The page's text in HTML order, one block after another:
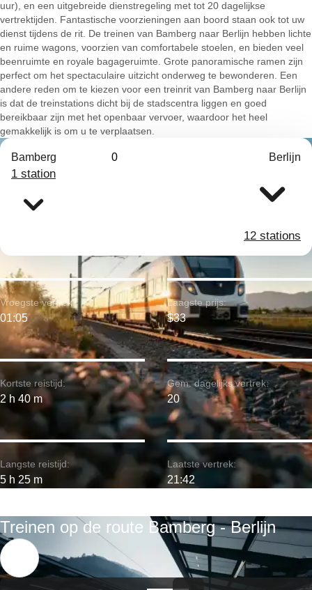
uur), en een uitgebreide dienstregeling met tot 20 dagelijkse
vertrektijden. Fantastische voorzieningen aan boord staan ook tot uw
dienst tijdens de rit. De treinen van Bamberg naar Berlijn hebben lichte
en ruime wagons, voorzien van comfortabele stoelen, en bieden veel
beenruimte en royale bagageruimte. Grote panoramische ramen zijn
perfect om het spectaculaire uitzicht onderweg te bewonderen. Een
andere reden om te kiezen voor een treinrit van Bamberg naar Berlijn
is dat de treinstations dicht bij de stadscentra liggen en goed
bereikbaar zijn met het openbaar vervoer, waardoor het heel
gemakkelijk is om u te verplaatsen.
Bamberg 0 Berlijn
1 station
12 stations
Kortste reistijd:
2 h 40 m
Vroegste vertrek:
01:05
Langste reistijd:
5 h 25 m
Laagste prijs:
$33
Gem. dagelijks vertrek:
20
Laatste vertrek:
21:42
Treinen op de route Bamberg - Berlijn